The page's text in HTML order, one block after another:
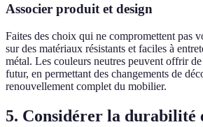
Associer produit et design
Faites des choix qui ne compromettent pas
sur des matériaux résistants et faciles à
métal. Les couleurs neutres peuvent offrir
futur, en permettant des changements de
renouvellement complet du mobilier.
5. Considérer la durabilité